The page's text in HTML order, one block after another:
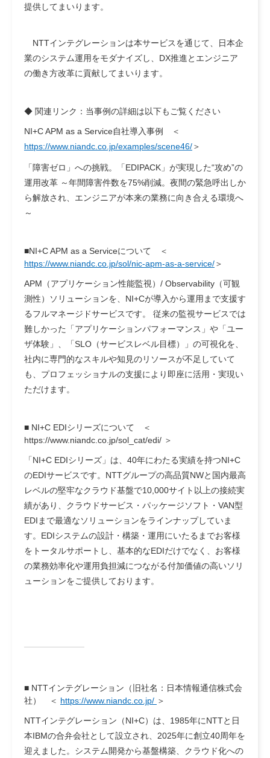
提供してまいります。
NTTインテグレーションは本サービスを通じて、日本企
業のシステム運用をモダナイズし、DX推進とエンジニア
の働き方改革に貢献してまいります。
◆ 関連リンク ：当事例の詳細は以下もご覧ください
NI+C APM as a Service自社導入事例
＜
https://www.niandc.co.jp/examples/scene46/＞
「障害ゼロ」への挑戦。「EDIPACK」が実現した“攻め”の
運用改革 ～年間障害件数を75%削減。夜間の緊急呼出しか
ら解放され、エンジニアが本来の業務に向き合える環境へ
～
■NI+C APM as a Serviceについて
＜
https://www.niandc.co.jp/sol/nic-apm-as-a-service/＞
APM（アプリケーション性能監視）/ Observability（可観
測性）ソリューションを、NI+Cが導入から運用まで支援す
るフルマネージドサービスです。 従来の監視サービスでは
難しかった「アプリケーションパフォーマンス」や「ユー
ザ体験」、「SLO（サービスレベル目標）」の可視化を、
社内に専門的なスキルや知見のリソースが不足していて
も、プロフェッショナルの支援により即座に活用・実現い
ただけます。
■ NI+C EDIシリーズについて
＜
https://www.niandc.co.jp/sol_cat/edi/ ＞
「NI+C EDIシリーズ」は、40年にわたる実績を持つNI+C
のEDIサービスです。NTTグループの高品質NWと国内最高
レベルの堅牢なクラウド基盤で10,000サイト以上の接続実
績があり、クラウドサービス・パッケージソフト・VAN型
EDIまで最適なソリューションをラインナップしていま
す。EDIシステムの設計・構築・運用にいたるまでお客様
をトータルサポートし、基本的なEDIだけでなく、お客様
の業務効率化や運用負担減につながる付加価値の高いソリ
ューションをご提供しております。
■ NTTインテグレーション（旧社名：日本情報通信株式会
社）
＜ https://www.niandc.co.jp/ ＞
NTTインテグレーション（NI+C）は、1985年にNTTと日
本IBMの合弁会社として設立され、2025年に創立40周年を
迎えました。システム開発から基盤構築、クラウド化への